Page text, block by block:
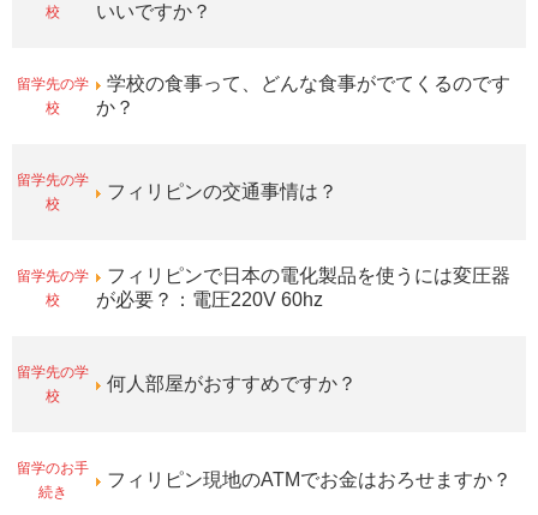
校
いいですか？
留学先の学
校
学校の食事って、どんな食事がでてくるのです
か？
留学先の学
校
フィリピンの交通事情は？
留学先の学
校
フィリピンで日本の電化製品を使うには変圧器
が必要？：電圧220V 60hz
留学先の学
校
何人部屋がおすすめですか？
留学のお手
続き
フィリピン現地のATMでお金はおろせますか？